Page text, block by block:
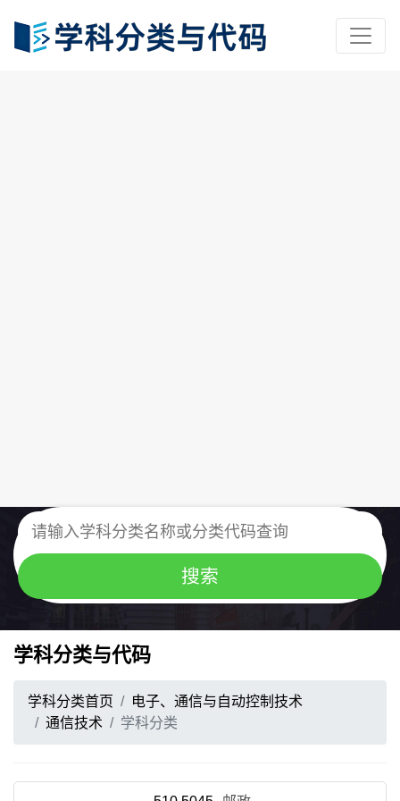
学科分类与代码
学科分类首页
电子、通信与自动控制技术
通信技术
学科分类